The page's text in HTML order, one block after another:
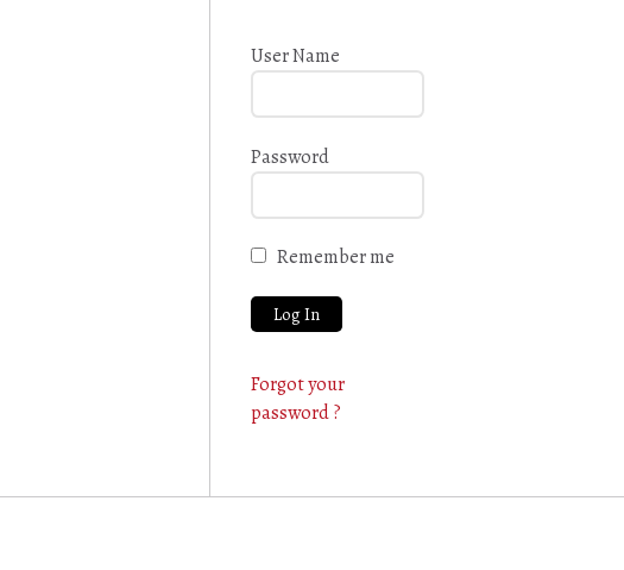
User Name
Password
Remember me
Forgot your
password ?